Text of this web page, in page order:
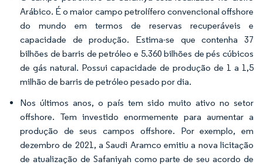
Arábico. É o maior campo petrolífero convencional offshore
do mundo em termos de reservas recuperáveis e
capacidade de produção. Estima-se que contenha 37
bilhões de barris de petróleo e 5.360 bilhões de pés cúbicos
de gás natural. Possui capacidade de produção de 1 a 1,5
milhão de barris de petróleo pesado por dia.
Nos últimos anos, o país tem sido muito ativo no setor
offshore. Tem investido enormemente para aumentar a
produção de seus campos offshore. Por exemplo, em
dezembro de 2021, a Saudi Aramco emitiu a nova licitação
de atualização de Safaniyah como parte de seu acordo de